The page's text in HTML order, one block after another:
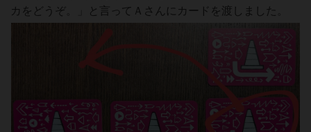
カをどうぞ。」と言ってＡさんにカードを渡しました。